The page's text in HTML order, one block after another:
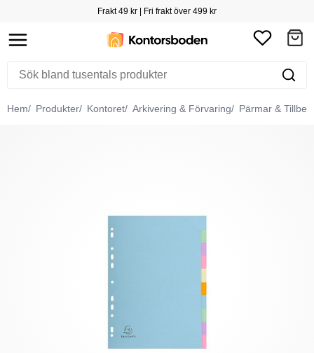
Frakt 49 kr | Fri frakt över 499 kr
Hem Produkter Kontoret Arkivering & Förvaring Pärmar &